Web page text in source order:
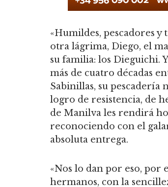
«Humildes, pescadores
otra lágrima, Diego, el
su familia: los Dieguichi.
más de cuatro décadas
Sabinillas, su pescadería
logro de resistencia, de
de Manilva les rendirá
reconociendo con el
absoluta entrega.
«Nos lo dan por eso, por
hermanos, con la